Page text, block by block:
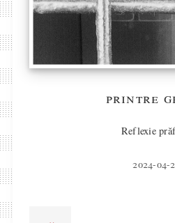
printre
Reflexie
2024-04-